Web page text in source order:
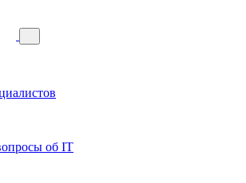
об IT